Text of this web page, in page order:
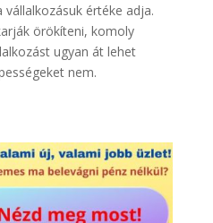
vállalkozásuk értéke adja.
örökíteni, komoly
ugyan át lehet
nem.